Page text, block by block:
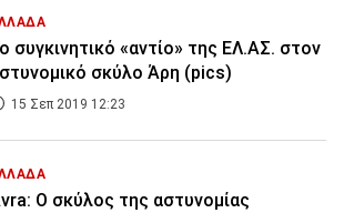
συγκινητικό «αντίο» της ΕΛ.ΑΣ. στον
σκύλο Άρη (pics)
15 Σεπ 2019 12:23
Ο σκύλος της αστυνομίας